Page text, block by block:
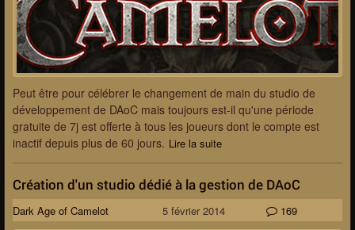
Peut être pour célébrer le changement de main du studio de
développement de DAoC mais toujours est-il qu'une période
gratuite de 7j est offerte à tous les joueurs dont le compte est
inactif depuis plus de 60 jours. Lire la suite
Création d'un studio dédié à la gestion de DAoC
Dark Age of Camelot 5 février 2014 169